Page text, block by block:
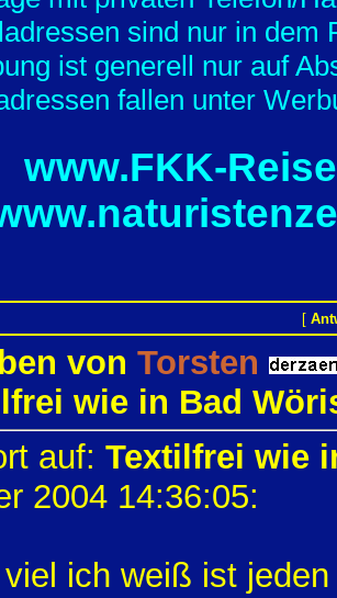
sind nur in dem
ist generell nur auf
fallen unter
www.FKK-
[
von Torsten
wie in Bad
auf: Textilfrei wie
2004 14:36:05:
ich weiß ist